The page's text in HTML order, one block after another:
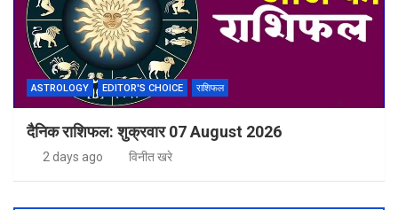
ASTROLOGY EDITOR'S CHOICE राशिफल
दैनिक राशिफल: शुक्रवार 07 August 2026
2 days ago विनीत खरे